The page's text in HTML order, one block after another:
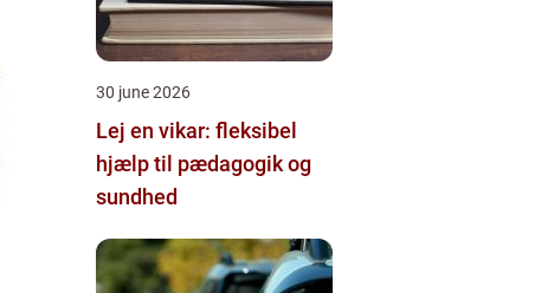
30 june 2026
Lej en vikar: fleksibel
hjælp til pædagogik og
sundhed